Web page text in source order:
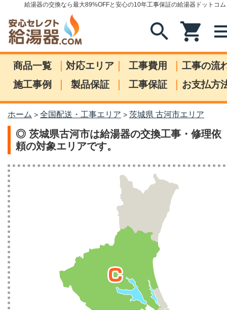
給湯器の交換なら最大89%OFFと安心の10年工事保証の給湯器ドットコム
search shopping_cart
商品一覧 | 対応エリア | 工事費用 | 工事の流
施工事例
| 製品保証 | 工事保証 | お支払方
ホーム > 全国配送・工事エリア > 茨城県 古河市エリア
◎ 茨城県古河市は給湯器の交換工事・修理依
頼の対象エリアです。